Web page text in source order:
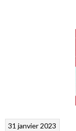
31 janvier 2023